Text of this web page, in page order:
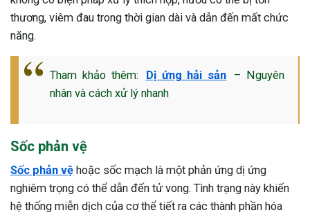
thương, viêm đau trong thời gian dài và dẫn đến mất chức
năng.
Tham khảo thêm: Dị ứng hải sản
– Nguyên
nhân và cách xử lý nhanh
Sốc phản vệ
Sốc phản vệ hoặc sốc mạch là một phản ứng dị ứng
nghiêm trọng có thể dẫn đến tử vong. Tình trạng này khiến
hệ thống miễn dịch của cơ thể tiết ra các thành phần hóa